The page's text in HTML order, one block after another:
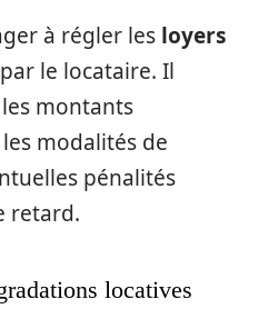
à régler les loyers
par le locataire. Il
montants
modalités de
pénalités
retard.
locatives